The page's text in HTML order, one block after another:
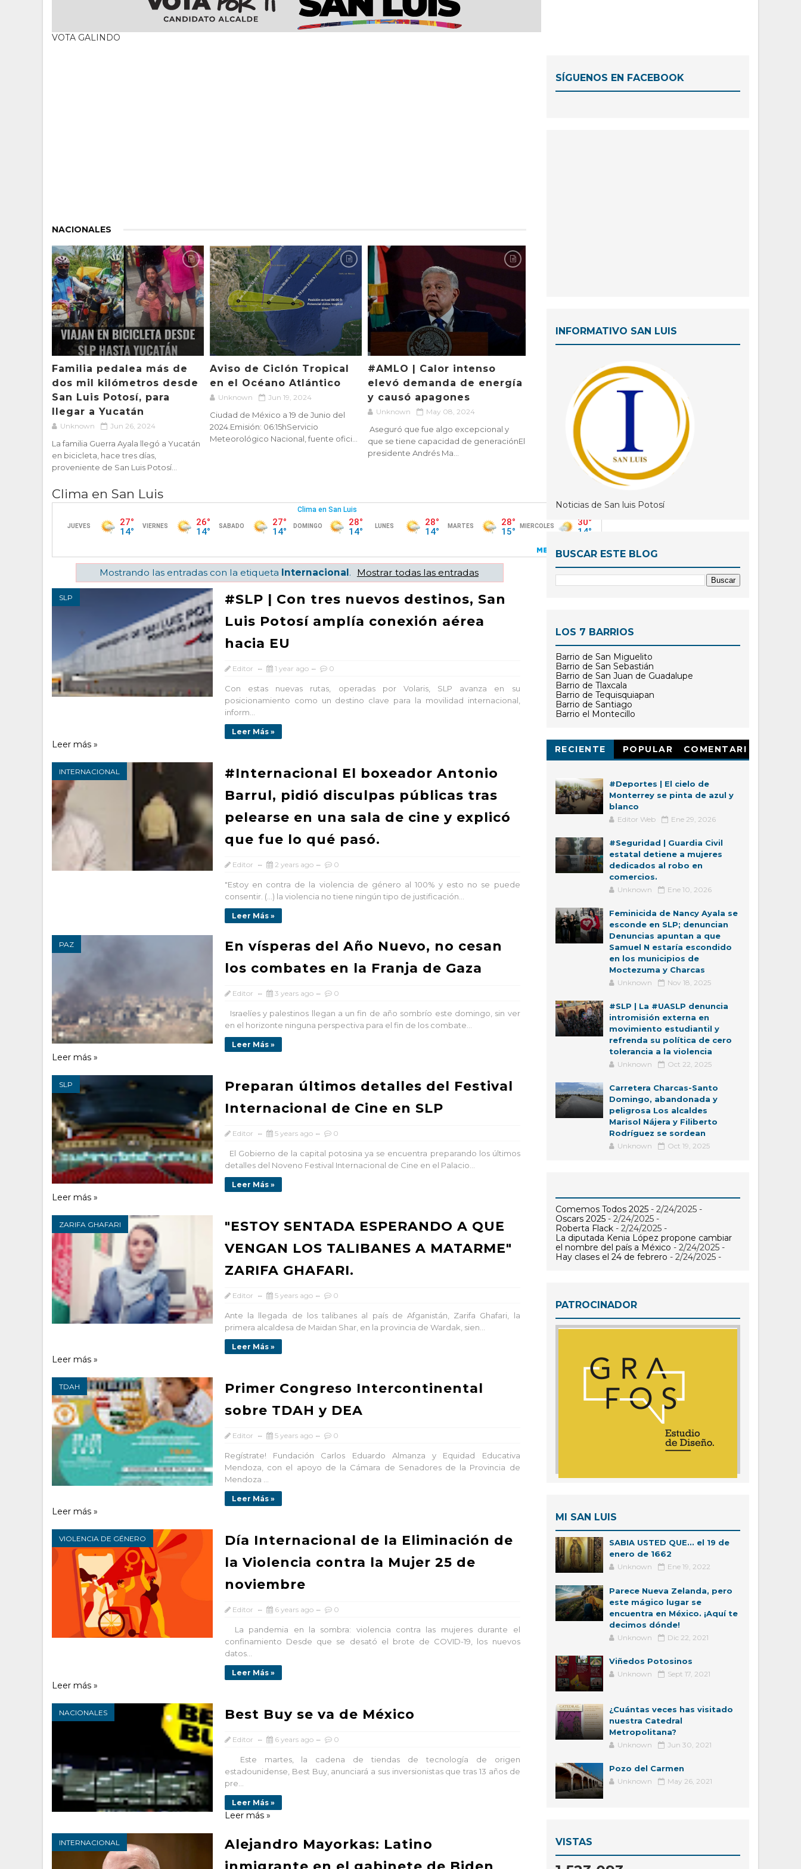
VOTA GALINDO
NACIONALES
Familia pedalea más de
dos mil kilómetros desde
San Luis Potosí, para
llegar a Yucatán
Unknown Jun 26, 2024
La familia Guerra Ayala llegó a Yucatán
en bicicleta, hace tres días,
proveniente de San Luis Potosí...
Aviso de Ciclón Tropical
en el Océano Atlántico
Unknown Jun 19, 2024
Ciudad de México a 19 de Junio del
2024.Emisión: 06:15hServicio
Meteorológico Nacional, fuente ofici...
#AMLO | Calor intenso
elevó demanda de energía
y causó apagones
Unknown May 08, 2024
Aseguró que fue algo excepcional y
que se tiene capacidad de generaciónEl
presidente Andrés Ma...
Clima en San Luis
Mostrando las entradas con la etiqueta Internacional. Mostrar todas las entradas
SLP
#SLP | Con tres nuevos destinos, San
Luis Potosí amplía conexión aérea
hacia EU
Editor 1 year ago 0
Con estas nuevas rutas, operadas por Volaris, SLP avanza en su
posicionamiento como un destino clave para la movilidad internacional,
inform...
Leer Más »
Leer más »
INTERNACIONAL
#Internacional El boxeador Antonio
Barrul, pidió disculpas públicas tras
pelearse en una sala de cine y explicó
que fue lo qué pasó.
Editor 2 years ago 0
"Estoy en contra de la violencia de género al 100% y esto no se puede
consentir. (…) la violencia no tiene ningún tipo de justificación...
Leer Más »
PAZ
En vísperas del Año Nuevo, no cesan
los combates en la Franja de Gaza
Editor 3 years ago 0
Israelíes y palestinos llegan a un fin de año sombrío este domingo, sin ver
en el horizonte ninguna perspectiva para el fin de los combate...
Leer Más »
Leer más »
SLP
Preparan últimos detalles del Festival
Internacional de Cine en SLP
Editor 5 years ago 0
El Gobierno de la capital potosina ya se encuentra preparando los últimos
detalles del Noveno Festival Internacional de Cine en el Palacio...
Leer Más »
Leer más »
ZARIFA GHAFARI
"ESTOY SENTADA ESPERANDO A QUE
VENGAN LOS TALIBANES A MATARME"
ZARIFA GHAFARI.
Editor 5 years ago 0
Ante la llegada de los talibanes al país de Afganistán, Zarifa Ghafari, la
primera alcaldesa de Maidan Shar, en la provincia de Wardak, sien...
Leer Más »
Leer más »
TDAH
Primer Congreso Intercontinental
sobre TDAH y DEA
Editor 5 years ago 0
Regístrate! Fundación Carlos Eduardo Almanza y Equidad Educativa
Mendoza, con el apoyo de la Cámara de Senadores de la Provincia de
Mendoza ...
Leer Más »
Leer más »
VIOLENCIA DE GÉNERO
Día Internacional de la Eliminación de
la Violencia contra la Mujer 25 de
noviembre
Editor 6 years ago 0
La pandemia en la sombra: violencia contra las mujeres durante el
confinamiento Desde que se desató el brote de COVID-19, los nuevos
datos...
Leer Más »
Leer más »
NACIONALES Best Buy se va de México
Editor 6 years ago 0
Este martes, la cadena de tiendas de tecnología de origen
estadounidense, Best Buy, anunciará a sus inversionistas que tras 13 años de
pre...
Leer Más »
Leer más »
INTERNACIONAL
Alejandro Mayorkas: Latino
SÍGUENOS EN FACEBOOK
INFORMATIVO SAN LUIS
Noticias de San luis Potosí
BUSCAR ESTE BLOG
LOS 7 BARRIOS
Barrio de San Miguelito
Barrio de San Sebastián
Barrio de San Juan de Guadalupe
Barrio de Tlaxcala
Barrio de Tequisquiapan
Barrio de Santiago
Barrio el Montecillo
RECIENTE POPULAR
COMENTARI
#Deportes | El cielo de
Monterrey se pinta de azul y
blanco
Editor Web Ene 29, 2026
#Seguridad | Guardia Civil
estatal detiene a mujeres
dedicados al robo en
comercios.
Unknown Ene 10, 2026
Feminicida de Nancy Ayala se
esconde en SLP; denuncian
Denuncias apuntan a que
Samuel N estaría escondido
en los municipios de
Moctezuma y Charcas
Unknown Nov 18, 2025
#SLP | La #UASLP denuncia
intromisión externa en
movimiento estudiantil y
refrenda su política de cero
tolerancia a la violencia
Unknown Oct 22, 2025
Carretera Charcas-Santo
Domingo, abandonada y
peligrosa Los alcaldes
Marisol Nájera y Filiberto
Rodríguez se sordean
Unknown Oct 19, 2025
Comemos Todos 2025 - 2/24/2025 -
Oscars 2025 - 2/24/2025 -
Roberta Flack - 2/24/2025 -
La diputada Kenia López propone cambiar
el nombre del país a México - 2/24/2025 -
Hay clases el 24 de febrero - 2/24/2025 -
PATROCINADOR
MI SAN LUIS
SABIA USTED QUE... el 19 de
enero de 1662
Unknown Ene 19, 2022
Parece Nueva Zelanda, pero
este mágico lugar se
encuentra en México. ¡Aquí te
decimos dónde!
Unknown Dic 22, 2021
Viñedos Potosinos
Unknown Sept 17, 2021
¿Cuántas veces has visitado
nuestra Catedral
Metropolitana?
Unknown Jun 30, 2021
Pozo del Carmen
Unknown May 26, 2021
VISTAS